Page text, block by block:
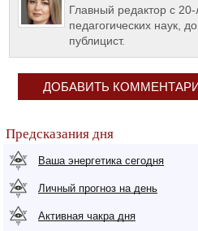
Главный редактор с
педагогических наук,
публицист.
ДОБАВИТЬ
Предсказания дня
Ваша энергетика сегодня
Личный прогноз на день
Активная чакра дня